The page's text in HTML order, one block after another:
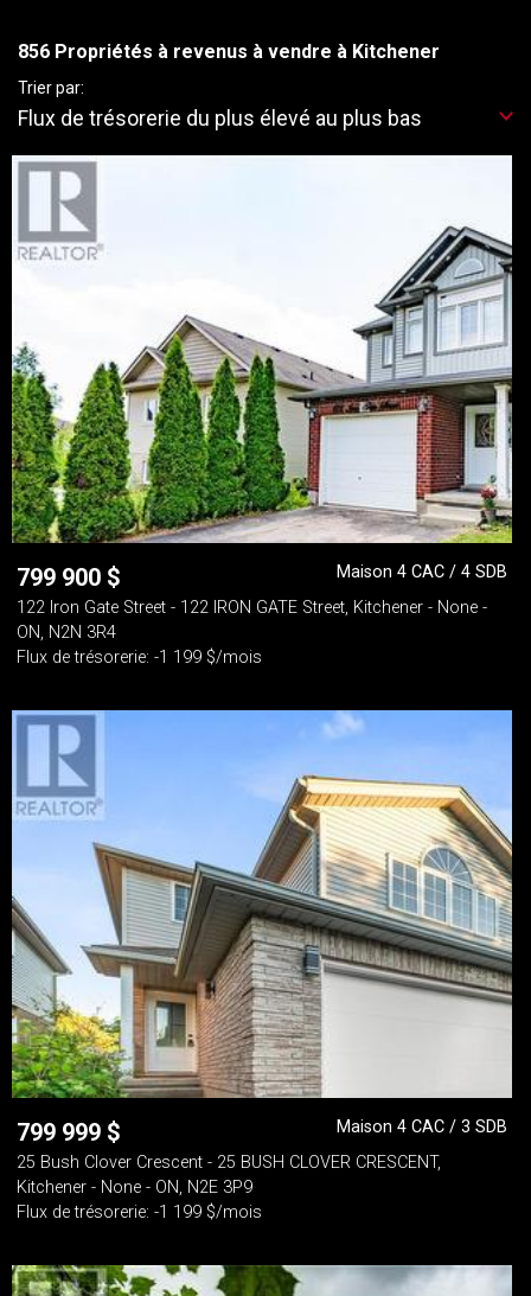
856 Propriétés à revenus à vendre à Kitchener
Trier par:
Flux de trésorerie du plus élevé au plus bas
799 900 $
Maison 4 CAC / 4 SDB
122 Iron Gate Street - 122 IRON GATE Street, Kitchener - None -
ON, N2N 3R4
Flux de trésorerie: -1 199 $/mois
799 999 $
Maison 4 CAC / 3 SDB
25 Bush Clover Crescent - 25 BUSH CLOVER CRESCENT,
Kitchener - None - ON, N2E 3P9
Flux de trésorerie: -1 199 $/mois